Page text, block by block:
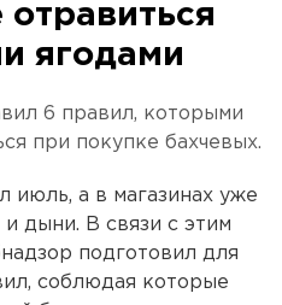
ягодами
6 правил, которыми
при покупке бахчевых.
июль, а в магазинах уже
дыни. В связи с этим
подготовил для
соблюдая которые